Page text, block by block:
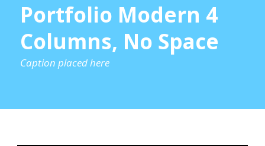
Portfolio Modern 4
Columns, No Space
Caption placed here